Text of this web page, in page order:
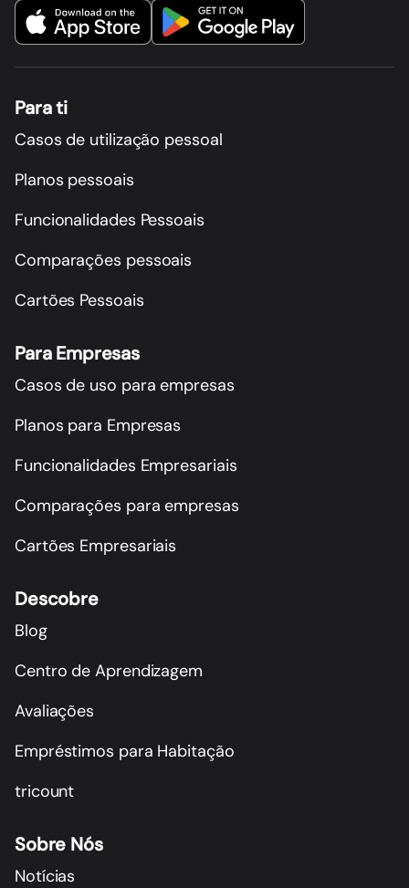
Para ti
Casos de utilização pessoal
Planos pessoais
Funcionalidades Pessoais
Comparações pessoais
Cartões Pessoais
Para Empresas
Casos de uso para empresas
Planos para Empresas
Funcionalidades Empresariais
Comparações para empresas
Cartões Empresariais
Descobre
Blog
Centro de Aprendizagem
Avaliações
Empréstimos para Habitação
tricount
Sobre Nós
Notícias